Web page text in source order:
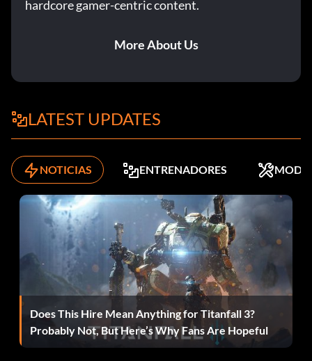
hardcore gamer-centric content.
More About Us
LATEST UPDATES
NOTICIAS ENTRENADORES MODS
Does This Hire Mean Anything for Titanfall 3?
Probably Not, But Here’s Why Fans Are Hopeful